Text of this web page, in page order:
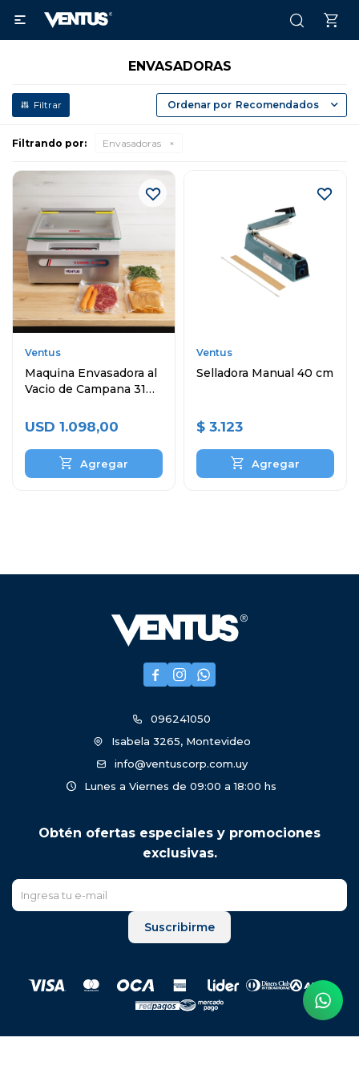

ENVASADORAS
Recomendados
Filtrando por: Envasadoras
Ventus
Maquina Envasadora al
Vacio de Campana 31
USD 1.098,00
Ventus
Selladora Manual 40 cm
$ 3.123
  
096241050
Isabela 3265, Montevideo
info@ventuscorp.com.uy
Lunes a Viernes de 09:00 a 18:00 hs
Obtén ofertas especiales y promociones
exclusivas.
Suscribirme